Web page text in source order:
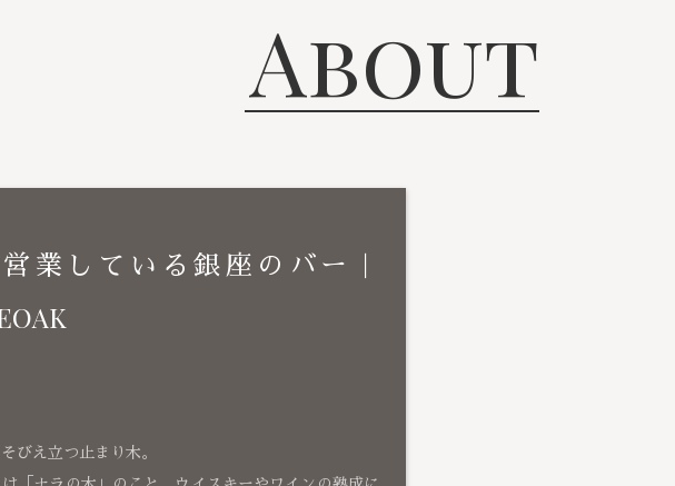
About
業している銀座のバー｜
びえ立つ止まり木。